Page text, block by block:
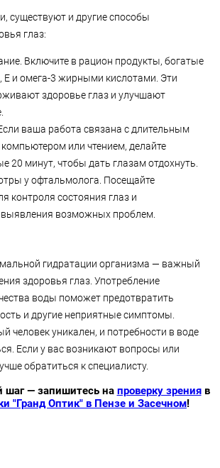
существуют и другие способы
глаз:
Включите в рацион продукты, богатые
E и омега-3 жирными кислотами. Эти
здоровье глаз и улучшают
ваша работа связана с длительным
или чтением, делайте
20 минут, чтобы дать глазам отдохнуть.
у офтальмолога. Посещайте
контроля состояния глаз и
выявления возможных проблем.
гидратации организма — важный
здоровья глаз. Употребление
воды поможет предотвратить
и другие неприятные симптомы.
человек уникален, и потребности в воде
Если у вас возникают вопросы или
обратиться к специалисту.
шаг — запишитесь на проверку зренияв
"Гранд Оптик" в Пензе и Засечном!